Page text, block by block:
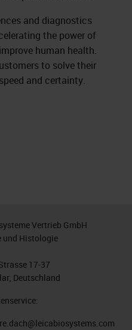
and diagnostics
the power of
human health.
to solve their
and certainty.
Vertrieb GmbH
und Histologie
17-37
Deutschland